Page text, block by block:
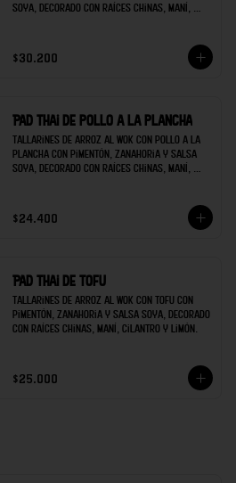
soya, decorado con raíces chinas, maní,
$30.200
Pad thai de pollo a la plancha
Tallarines de arroz al wok con pollo a la
plancha con pimentón, zanahoria y salsa
soya, decorado con raíces chinas, maní,
$24.400
Pad thai de tofu
Tallarines de arroz al wok con tofu con
pimentón, zanahoria y salsa soya, decorado
con raíces chinas, maní, cilantro y limón.
$25.000